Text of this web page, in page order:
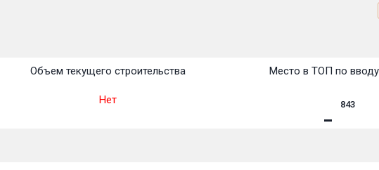
Объем текущего строительства
Нет
Место в ТОП по
843